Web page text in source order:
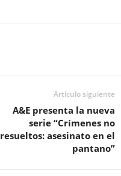
Artículo siguiente
A&E presenta la nueva
serie “Crímenes no
resueltos: asesinato en el
pantano”